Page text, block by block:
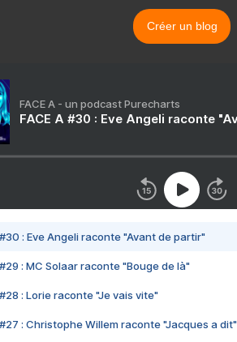
Créer un blog
FACE A - un podcast Purecharts
FACE A #30 : Eve Angeli raconte
#30 : Eve Angeli raconte "Avant de partir"
#29 : MC Solaar raconte "Bouge de là"
#28 : Lorie raconte "Je vais vite"
#27 : Christophe Willem raconte "Jacques a dit"